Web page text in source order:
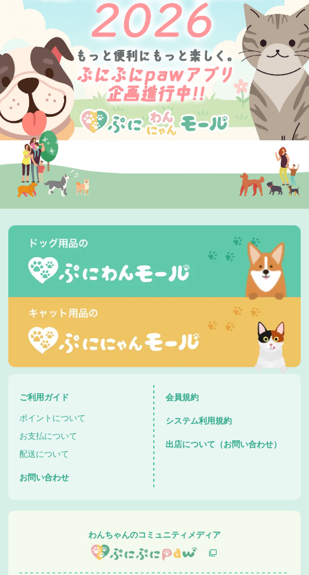
ご利用ガイド
ポイントについて
お支払について
配送について
お問い合わせ
会員規約
システム利用規約
出店について（お問い合わせ）
わんちゃんのコミュニティメディア